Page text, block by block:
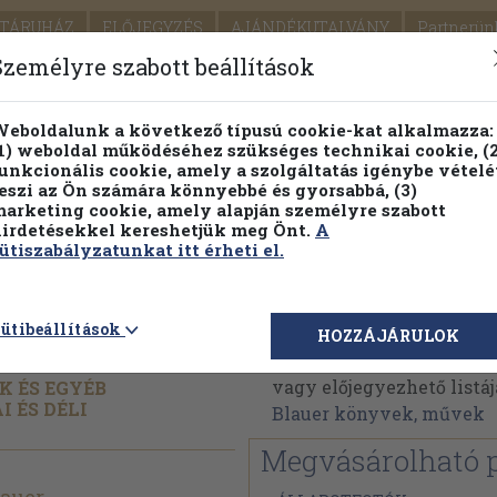
ELŐJEGYZÉS AJÁNDÉKUTALVÁNY
SEGÍTSÉG
PILLANATNYI ÁRAINK FENNTARTHATÓ
Részletes kereső Témaköri fa
EGYÉB
ÉS DÉLI
Stephen Blauer
Stephen Blauer
vagy előjegyezhető
Blauer könyvek, művek
Megvásárolható
szabott beállítások
a következő típusú cookie-kat alkalmazza:
weboldal működéséhez szükséges technikai cookie,
cookie, amely a szolgáltatás igénybe
az Ön számára könnyebbé és gyorsabbá, (3)
cookie, amely alapján személyre szabott
kereshetjük meg Önt. A
itt érheti el.
HOZZÁJÁRULOK